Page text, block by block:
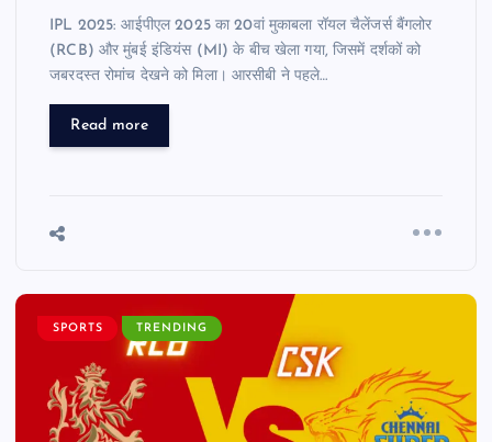
IPL 2025: आईपीएल 2025 का 20वां मुकाबला रॉयल चैलेंजर्स बैंगलोर
(RCB) और मुंबई इंडियंस (MI) के बीच खेला गया, जिसमें दर्शकों को
जबरदस्त रोमांच देखने को मिला। आरसीबी ने पहले…
Read more
SPORTS TRENDING